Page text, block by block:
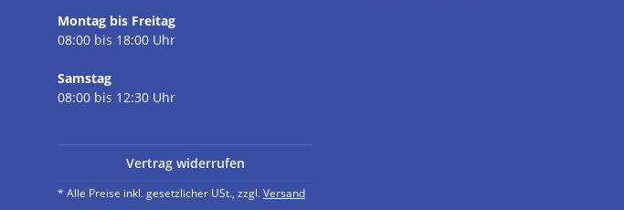
Montag bis Freitag
08:00 bis 18:00 Uhr
Samstag
08:00 bis 12:30 Uhr
Vertrag widerrufen
* Alle Preise inkl. gesetzlicher USt., zzgl.Versand